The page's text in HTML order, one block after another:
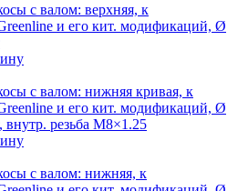
с валом: верхняя, к
и его кит. модификаций, Ø
с валом: нижняя кривая, к
и его кит. модификаций, Ø
внутр. резьба М8×1.25
с валом: нижняя, к